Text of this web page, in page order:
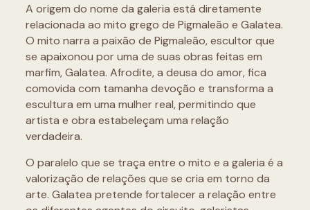
A origem do nome da galeria está diretamente
relacionada ao mito grego de Pigmaleão e Galatea.
O mito narra a paixão de Pigmaleão, escultor que
se apaixonou por uma de suas obras feitas em
marfim, Galatea. Afrodite, a deusa do amor, fica
comovida com tamanha devoção e transforma a
escultura em uma mulher real, permitindo que
artista e obra estabeleçam uma relação
verdadeira.
O paralelo que se traça entre o mito e a galeria é a
valorização de relações que se cria em torno da
arte. Galatea pretende fortalecer a relação entre